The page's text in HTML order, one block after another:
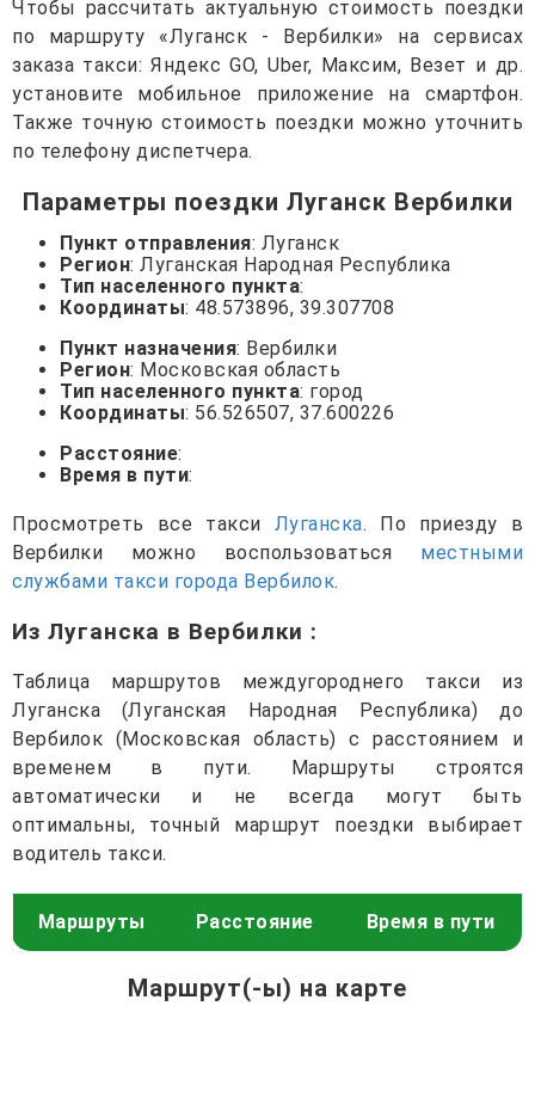
Чтобы рассчитать актуальную стоимость поездки
по маршруту «Луганск - Вербилки» на сервисах
заказа такси: Яндекс GO, Uber, Максим, Везет и др.
установите мобильное приложение на смартфон.
Также точную стоимость поездки можно уточнить
по телефону диспетчера.
Параметры поездки Луганск Вербилки
Пункт отправления: Луганск
Регион: Луганская Народная Республика
Тип населенного пункта:
Координаты: 48.573896, 39.307708
Пункт назначения: Вербилки
Регион: Московская область
Тип населенного пункта: город
Координаты: 56.526507, 37.600226
Расстояние:
Время в пути:
Просмотреть все такси Луганска. По приезду в
Вербилки можно воспользоваться местными
службами такси города Вербилок.
Из Луганска в Вербилки :
Таблица маршрутов междугороднего такси из
Луганска (Луганская Народная Республика) до
Вербилок (Московская область) с расстоянием и
временем в пути. Маршруты строятся
автоматически и не всегда могут быть
оптимальны, точный маршрут поездки выбирает
водитель такси.
Маршруты Расстояние Время в пути
Маршрут(-ы) на карте